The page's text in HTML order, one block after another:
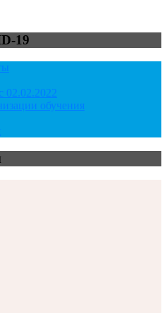
19
02.02.2022
обучения